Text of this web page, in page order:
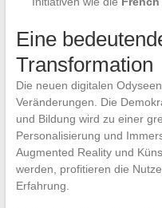
Eine
Transformation
Die neuen digitalen
Veränderungen. Die
und Bildung wird zu einer
Personalisierung und
Augmented Reality und
werden, profitieren die
Erfahrung.